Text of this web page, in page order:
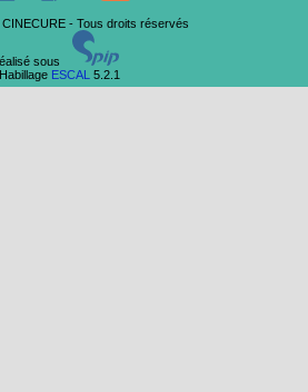
- Tous droits réservés
sous
Habillage ESCAL 5.2.1